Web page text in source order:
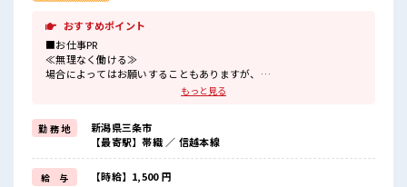
おすすめポイント
■お仕事PR
≪無理なく働ける≫
場合によってはお願いすることもありますが、
週末は家族や友人と一緒にプライベート満喫！
≪モチベーションもUP≫
派手過ぎなければ髪型や髪色自由♪
(規定有)≪機能的な制服アリ≫
制服があるので、
もっと見る
勤 務 地
新潟県三条市
【最寄駅】帯織 ／ 信越本線
給 与 【時給】1,500 円